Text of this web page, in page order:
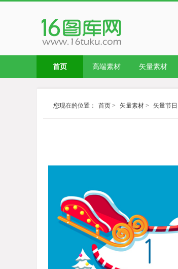
首页 高端素材 矢量素材
您现在的位置： 首页 > 矢量素材 > 矢量节日